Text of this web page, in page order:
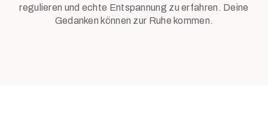
regulieren und echte Entspannung zu erfahren. Deine
Gedanken können zur Ruhe kommen.